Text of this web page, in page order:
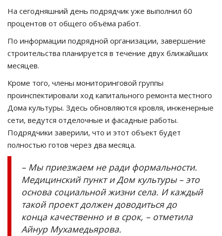
На сегодняшний день подрядчик уже выполнил 60
процентов от общего объёма работ.
По информации подрядной организации, завершение
строительства планируется в течение двух ближайших
месяцев.
Кроме того, члены мониторинговой группы
проинспектировали ход капитального ремонта местного
Дома культуры. Здесь обновляются кровля, инженерные
сети, ведутся отделочные и фасадные работы.
Подрядчики заверили, что и этот объект будет
полностью готов через два месяца.
– Мы приезжаем не ради формальности.
Медицинский пункт и Дом культуры – это
основа социальной жизни села. И каждый
такой проект должен доводиться до
конца качественно и в срок, – отметила
Айнур Мухамедьярова.